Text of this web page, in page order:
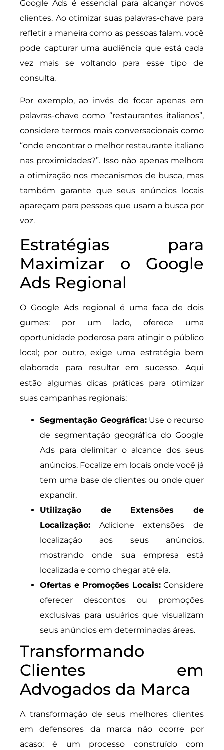
Google Ads é essencial para alcançar novos
clientes. Ao otimizar suas palavras-chave para
refletir a maneira como as pessoas falam, você
pode capturar uma audiência que está cada
vez mais se voltando para esse tipo de
consulta.
Por exemplo, ao invés de focar apenas em
palavras-chave como “restaurantes italianos”,
considere termos mais conversacionais como
“onde encontrar o melhor restaurante italiano
nas proximidades?”. Isso não apenas melhora
a otimização nos mecanismos de busca, mas
também garante que seus anúncios locais
apareçam para pessoas que usam a busca por
voz.
Estratégias para
Maximizar o Google
Ads Regional
O Google Ads regional é uma faca de dois
gumes: por um lado, oferece uma
oportunidade poderosa para atingir o público
local; por outro, exige uma estratégia bem
elaborada para resultar em sucesso. Aqui
estão algumas dicas práticas para otimizar
suas campanhas regionais:
Segmentação Geográfica:Use o recurso
de segmentação geográfica do Google
Ads para delimitar o alcance dos seus
anúncios. Focalize em locais onde você já
tem uma base de clientes ou onde quer
expandir.
Utilização de Extensões de
Localização: Adicione extensões de
localização aos seus anúncios,
mostrando onde sua empresa está
localizada e como chegar até ela.
Ofertas e Promoções Locais: Considere
oferecer descontos ou promoções
exclusivas para usuários que visualizam
seus anúncios em determinadas áreas.
Transformando
Clientes em
Advogados da Marca
A transformação de seus melhores clientes
em defensores da marca não ocorre por
acaso; é um processo construído com